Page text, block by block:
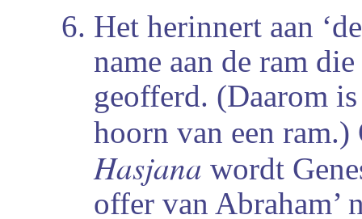
Het herinnert aan
name aan de ram
geofferd. (Daarom
hoorn van een
Hasjana wordt
offer van Abraham’